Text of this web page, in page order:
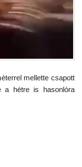
mellette csapott
a hétre is hasonlóra